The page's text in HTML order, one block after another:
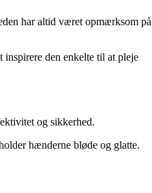
har altid været opmærksom på
den enkelte til at pleje
og sikkerhed.
hænderne bløde og glatte.